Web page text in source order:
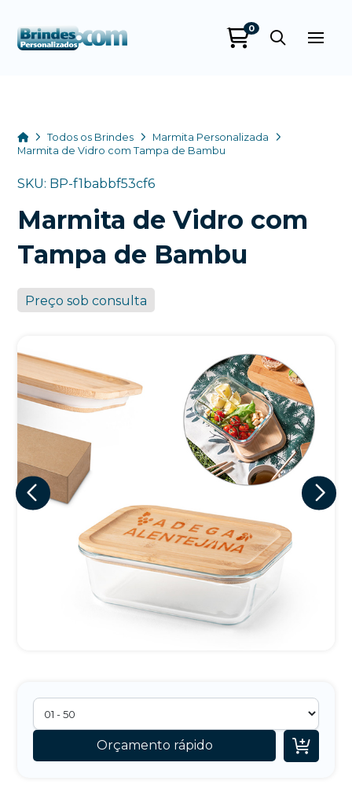
0
HomeTodos os Brindes
Marmita Personalizada
Marmita de Vidro com Tampa de Bambu
SKU: BP-f1babbf53cf6
Marmita de Vidro com
Tampa de Bambu
Preço sob consulta
Orçamento rápido 
+55
Eu concordo em receber comunicações.
A nossa empresa está comprometida a proteger e respeitar
sua privacidade, utilizaremos seus dados apenas para fins
de marketing. Você pode alterar suas preferências a
qualquer momento.
Iniciar conversa